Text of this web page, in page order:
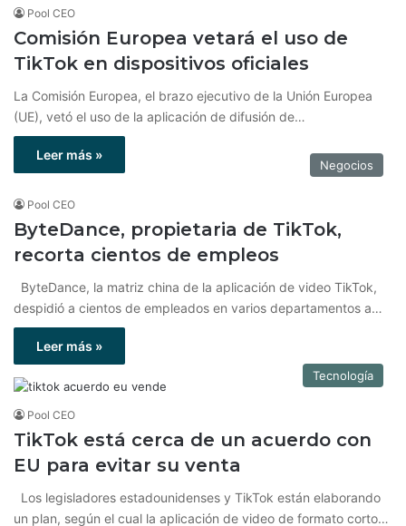
Pool CEO
Comisión Europea vetará el uso de
TikTok en dispositivos oficiales
La Comisión Europea, el brazo ejecutivo de la Unión Europea
(UE), vetó el uso de la aplicación de difusión de…
Leer más »
Negocios
Pool CEO
ByteDance, propietaria de TikTok,
recorta cientos de empleos
ByteDance, la matriz china de la aplicación de video TikTok,
despidió a cientos de empleados en varios departamentos a…
Leer más »
Tecnología
Pool CEO
TikTok está cerca de un acuerdo con
EU para evitar su venta
Los legisladores estadounidenses y TikTok están elaborando
un plan, según el cual la aplicación de video de formato corto…